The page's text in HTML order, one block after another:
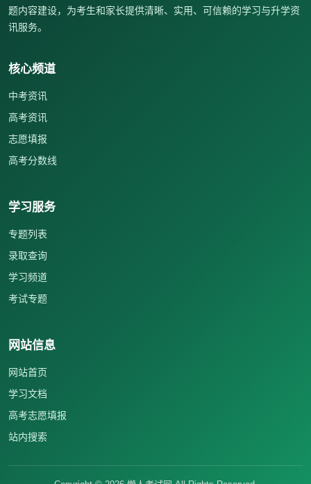
题内容建设，为考生和家长提供清晰、实用、可信赖的学习与升学资
讯服务。
核心频道
中考资讯
高考资讯
志愿填报
高考分数线
学习服务
专题列表
录取查询
学习频道
考试专题
网站信息
网站首页
学习文档
高考志愿填报
站内搜索